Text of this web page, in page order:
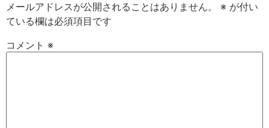
メールアドレスが公開されることはありません。 ※ が付い
ている欄は必須項目です
コメント ※